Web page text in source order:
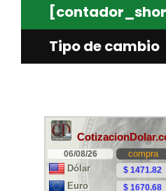
Tipo de cambio